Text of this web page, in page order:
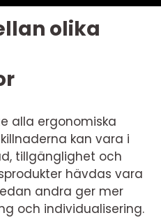
olika
alla ergonomiska
kan vara i
tillgänglighet och
hävdas vara
andra ger mer
och individualisering.